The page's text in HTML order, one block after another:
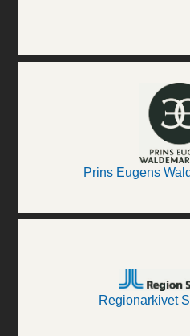
Prins Eugens
Regionarkivet